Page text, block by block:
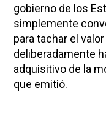
gobierno de los
simplemente
para tachar el
deliberadamente
adquisitivo de la
que emitió.